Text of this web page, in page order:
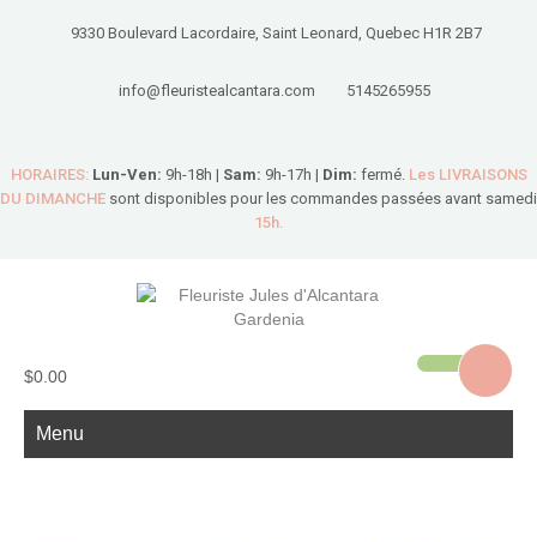
9330 Boulevard Lacordaire, Saint Leonard, Quebec H1R 2B7
info@fleuristealcantara.com 5145265955
HORAIRES: Lun-Ven: 9h-18h | Sam: 9h-17h | Dim: fermé. Les LIVRAISONS
DU DIMANCHE sont disponibles pour les commandes passées avant samedi
15h.
$0.00
Menu